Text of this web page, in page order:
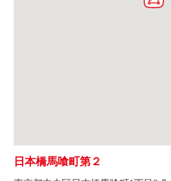
日本橋馬喰町第２